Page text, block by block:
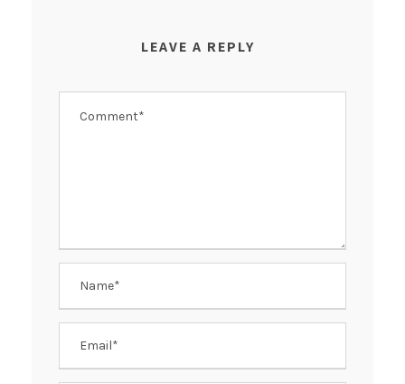
LEAVE A REPLY